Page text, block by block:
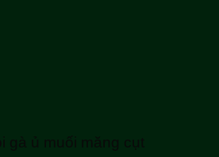
gà ủ muối măng cụt